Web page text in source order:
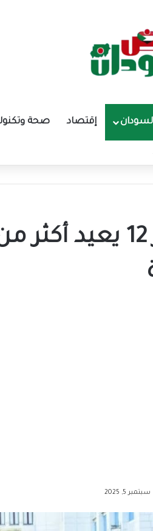
إقتصاد صحة
فوراً
القطار 12
سبتمبر 5, 2025